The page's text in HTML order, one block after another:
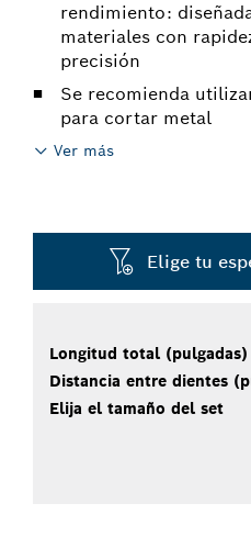
rendimiento:
materiales con
precisión
Se recomienda
para cortar metal
Ver más
Elige tu
Longitud total (pulgadas)
Distancia entre dientes
Elija el tamaño del set